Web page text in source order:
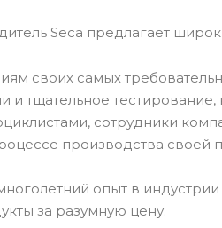
Seca предлагает
своих самых
тщательное
сотрудники
производства своей
опыт в
за разумную цену.